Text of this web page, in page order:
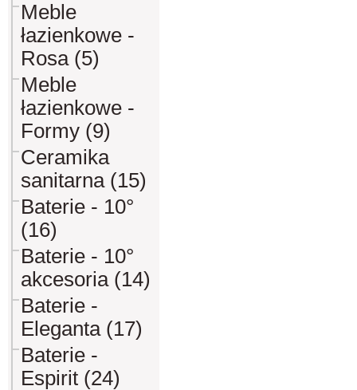
Meble
łazienkowe -
Rosa (5)
Meble
łazienkowe -
Formy (9)
Ceramika
sanitarna (15)
Baterie - 10°
(16)
Baterie - 10°
akcesoria (14)
Baterie -
Eleganta (17)
Baterie -
Espirit (24)